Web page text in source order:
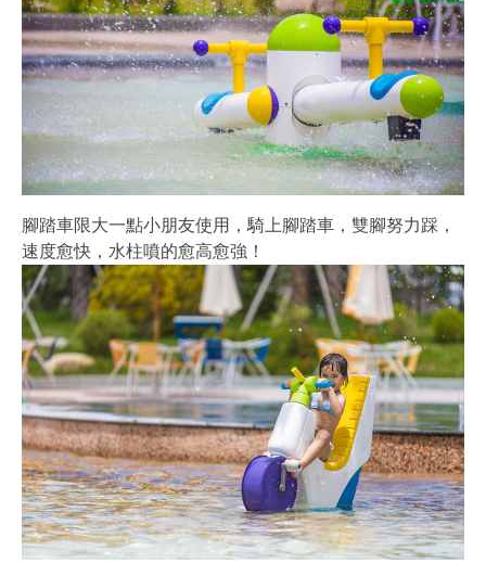
腳踏車限大一點小朋友使用，騎上腳踏車，雙腳努力踩，
速度愈快，水柱噴的愈高愈強！